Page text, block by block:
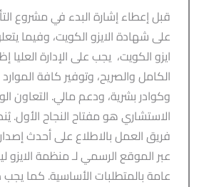
قبل إعطاء إشارة البدء في مشروع
على شهادة الايزو الكويت، وفيما
ايزو الكويت، يجب على الإدارة العليا
الكامل والصريح، وتوفير كافة
وكوادر بشرية، ودعم مالي. التعاون
الاستشاري هو مفتاح النجاح الأول.
فريق العمل بالاطلاع على أحدث
عبر الموقع الرسمي لـ منظمة الايزو
عامة بالمتطلبات الأساسية. كما